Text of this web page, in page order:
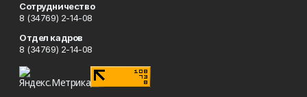
Сотрудничество
8 (34769) 2-14-08
Отдел кадров
8 (34769) 2-14-08